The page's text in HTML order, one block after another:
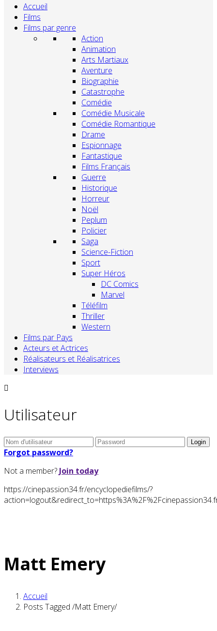
Accueil
Films
Films par genre
Action
Animation
Arts Martiaux
Aventure
Biographie
Catastrophe
Comédie
Comédie Musicale
Comédie Romantique
Drame
Espionnage
Fantastique
Films Français
Guerre
Historique
Horreur
Noël
Peplum
Policier
Saga
Science-Fiction
Sport
Super Héros
DC Comics
Marvel
Téléfilm
Thriller
Western
Films par Pays
Acteurs et Actrices
Réalisateurs et Réalisatrices
Interviews
Utilisateur
Forgot password?
Not a member? Join today
https://cinepassion34.fr/encyclopediefilms/?
Matt Emery
Accueil
Posts Tagged /Matt Emery/